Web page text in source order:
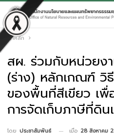
หน้าหลัก
สผ. ร่วมกับหน่วยง
(ร่าง) หลักเกณฑ์ วิธี
ของพื้นที่สีเขียว เพื่
การจัดเก็บภาษีที่ดิ
โดย ประชาสัมพันธ์ เมื่อ 28 สิงหาคม